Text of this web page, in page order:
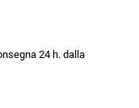
24 h. dalla